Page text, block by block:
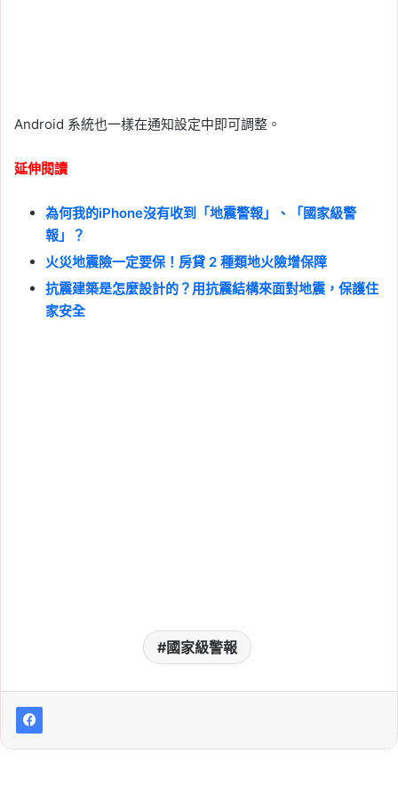
Android 系統也一樣在通知設定中即可調整。
延伸閱讀
為何我的iPhone沒有收到「地震警報」、「國家級警
報」？
火災地震險一定要保！房貸 2 種類地火險增保障
抗震建築是怎麼設計的？用抗震結構來面對地震，保護住
家安全
國家級警報